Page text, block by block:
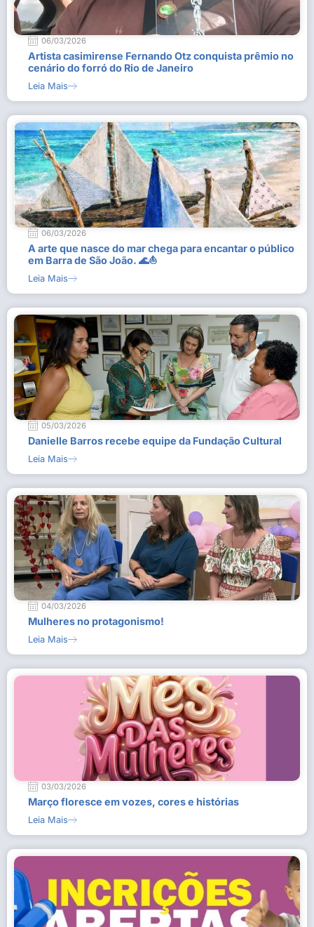
06/03/2026
Artista casimirense Fernando Otz conquista prêmio no
cenário do forró do Rio de Janeiro
Leia Mais
06/03/2026
A arte que nasce do mar chega para encantar o público
em Barra de São João. 🌊⛵
Leia Mais
05/03/2026
Danielle Barros recebe equipe da Fundação Cultural
Leia Mais
04/03/2026
Mulheres no protagonismo!
Leia Mais
03/03/2026
Março floresce em vozes, cores e histórias
Leia Mais